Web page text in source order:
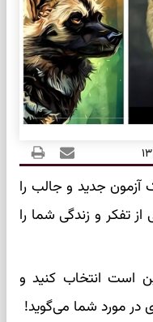
آزمون جدید و جالب را
تفکر و زندگی شما را
است انتخاب کنید و
مورد شما می‌گوید!